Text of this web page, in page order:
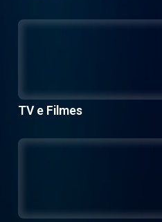
TV e Filmes